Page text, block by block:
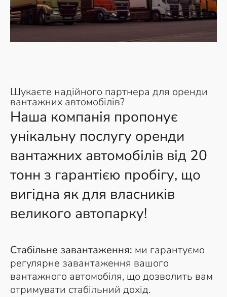
Шукаєте надійного партнера для оренди
вантажних автомобілів?
Наша компанія пропонує
унікальну послугу оренди
вантажних автомобілів від 20
тонн з гарантією пробігу, що
вигідна як для власників
великого автопарку!
Стабільне завантаження: ми гарантуємо
регулярне завантаження вашого
вантажного автомобіля, що дозволить вам
отримувати стабільний дохід.